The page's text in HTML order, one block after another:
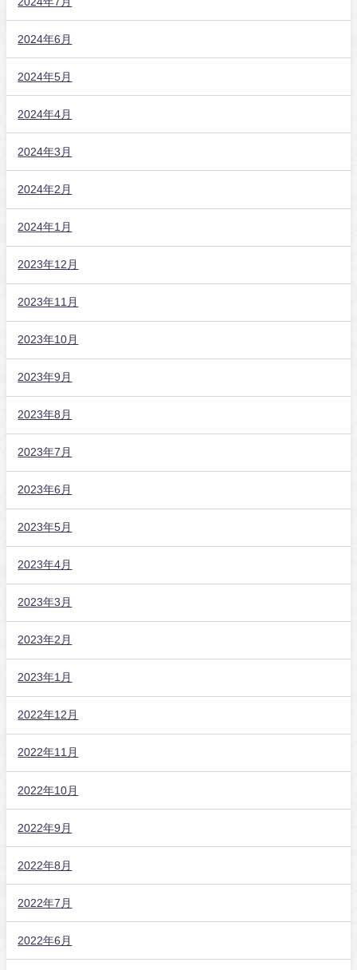
2024年6月
2024年5月
2024年4月
2024年3月
2024年2月
2024年1月
2023年12月
2023年11月
2023年10月
2023年9月
2023年8月
2023年7月
2023年6月
2023年5月
2023年4月
2023年3月
2023年2月
2023年1月
2022年12月
2022年11月
2022年10月
2022年9月
2022年8月
2022年7月
2022年6月